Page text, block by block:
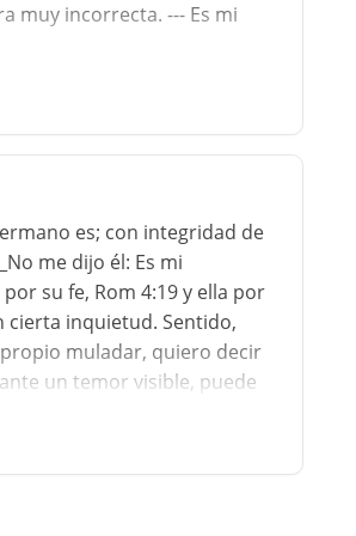
muy incorrecta. --- Es mi
es; con integridad de
me dijo él: Es mi
su fe, Rom 4:19 y ella por
cierta inquietud. Sentido,
muladar, quiero decir
un temor visible, puede
en particular, como aquí en